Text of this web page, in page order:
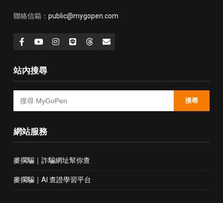
聯絡信箱： public@mygopen.com
站內搜尋
搜尋
網站服務
麥擱騙｜詐騙網址幫你查
麥擱騙｜AI 查證學習平台